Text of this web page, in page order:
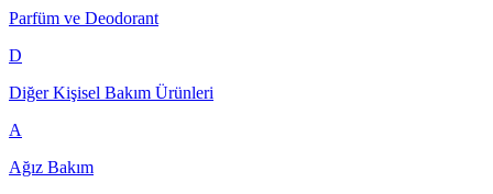
Parfüm ve Deodorant
D
Diğer Kişisel Bakım Ürünleri
A
Ağız Bakım